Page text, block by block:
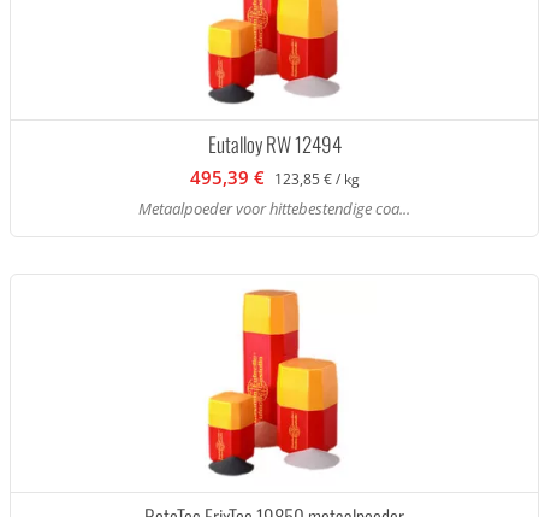
Eutalloy RW 12494
495,39 € 123,85 € / kg
Metaalpoeder voor hittebestendige coa...